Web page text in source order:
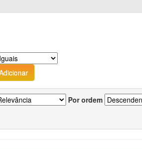
Por ordem